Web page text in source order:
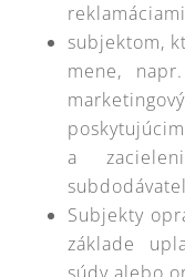
subjektom,
mene,
a
Subjekty
základe